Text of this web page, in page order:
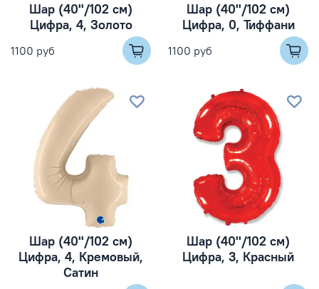
Шар (40''/102 см)
Цифра, 4, Золото
1100 руб
Шар (40''/102 см)
Цифра, 0, Тиффани
1100 руб
Шар (40''/102 см)
Цифра, 4, Кремовый,
Сатин
Шар (40''/102 см)
Цифра, 3, Красный